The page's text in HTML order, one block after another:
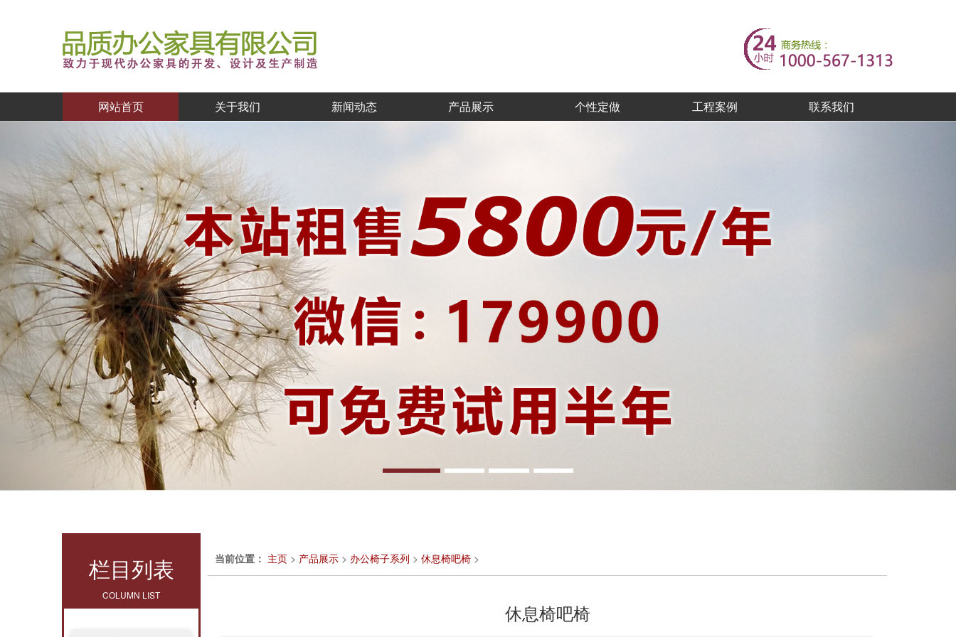
网站首页 关于我们 新闻动态 产品展示 个性定做 工程案例 联系我们
栏目列表
COLUMN LIST
当前位置： 主页 > 产品展示 > 办公椅子系列 > 休息椅吧椅 >
休息椅吧椅